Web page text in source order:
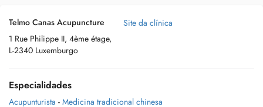
Telmo Canas Acupuncture
1 Rue Philippe II, 4ème étage,
L-2340 Luxemburgo
Site da clínica
Especialidades
Acupunturista - Medicina tradicional chinesa